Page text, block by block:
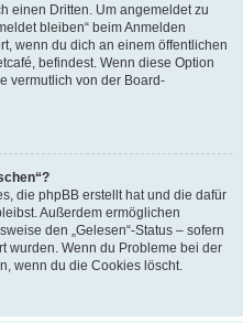
einen Dritten. Um angemeldet zu
bleiben“ beim Anmelden
wenn du dich an einem öffentlichen
befindest. Wenn diese Option
vermutlich von der Board-
die phpBB erstellt hat und die dafür
Außerdem ermöglichen
den „Gelesen“-Status – sofern
wurden. Wenn du Probleme bei der
wenn du die Cookies löscht.